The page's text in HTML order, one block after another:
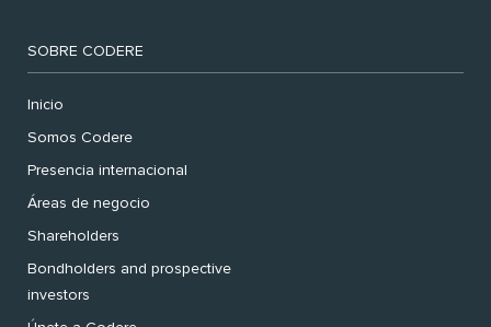
SOBRE CODERE
Inicio
Somos Codere
Presencia internacional
Áreas de negocio
Shareholders
Bondholders and prospective
investors